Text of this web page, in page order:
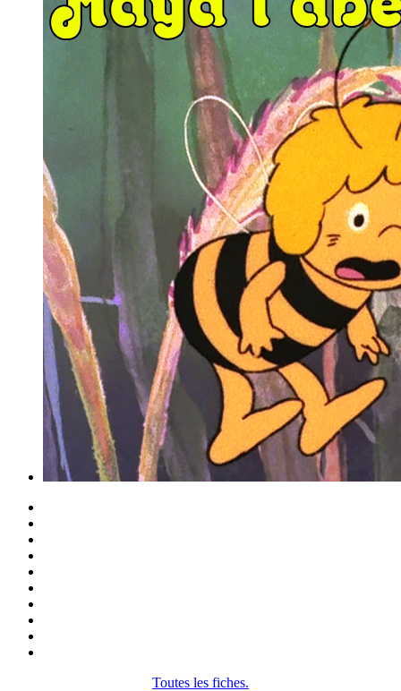
Toutes les fiches.